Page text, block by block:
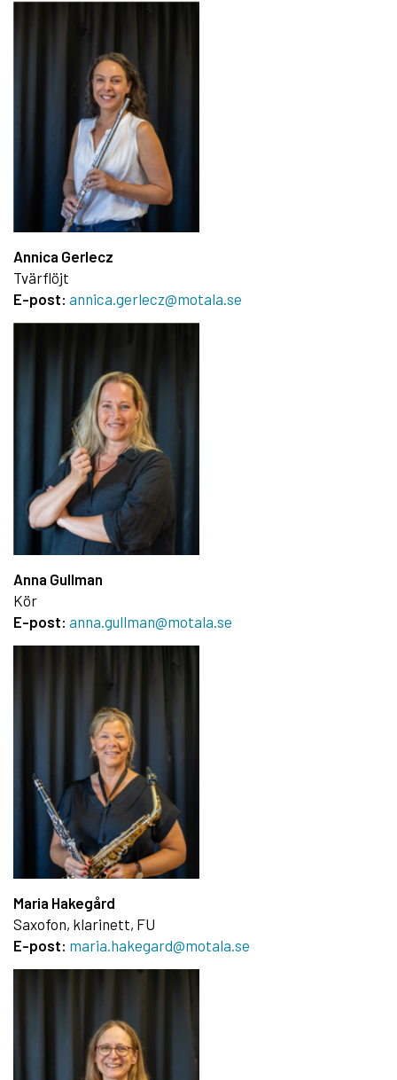
Annica Gerlecz
Tvärflöjt
E-post: annica.gerlecz@motala.se
Anna Gullman
Kör
E-post: anna.gullman@motala.se
Maria Hakegård
Saxofon, klarinett, FU
E-post: maria.hakegard@motala.se